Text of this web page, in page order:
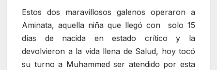
Estos dos maravillosos galenos operaron a
Aminata, aquella niña que llegó con solo 15
días de nacida en estado crítico y la
devolvieron a la vida llena de Salud, hoy tocó
su turno a Muhammed ser atendido por esta